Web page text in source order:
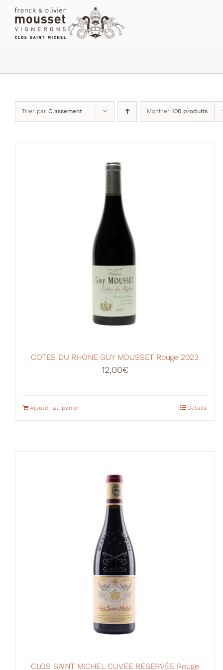
contenu
Trier par Classement Montrer 100 produits
COTES DU RHONE GUY MOUSSET Rouge 2023
12,00€
Ajouter au panier Détails
CLOS SAINT MICHEL CUVÉE RÉSERVÉE Rouge